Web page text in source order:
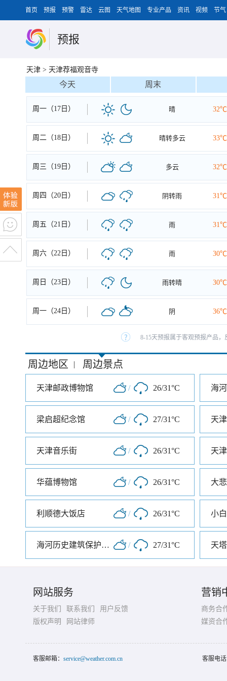
首页 预报 预警 雷达 云图 天气地图 专业产品 资讯 视频 节气
预报
天津 > 天津荐福观音寺
今天 周末
周一（17日） 晴 32℃
周二（18日） 晴转多云 33℃
周三（19日） 多云 32℃
周四（20日） 阴转雨 31℃
周五（21日） 雨 31℃
周六（22日） 雨 30℃
周日（23日） 雨转晴 30℃
周一（24日） 阴 36℃
8-15天预报属于客观预报产品
周边地区 | 周边景点
天津邮政博物馆 / 26/31°C
梁启超纪念馆 / 27/31°C
天津音乐街 / 26/31°C 天
华蕴博物馆 / 26/31°C 大
利顺德大饭店 / 26/31°C 小
海河历史建筑保护展览馆 / 27/31°C 天
网站服务
关于我们 联系我们
用户反馈
版权声明
网站律师
营销
商务合
媒资合
客服邮箱： service@weather.com.cn 客服电